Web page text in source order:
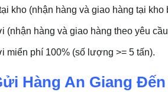
kho (nhận hàng và giao hàng tại kho
(nhận hàng và giao hàng theo yêu
miển phí 100% (số lượng >= 5 tấn).
Hàng An Giang